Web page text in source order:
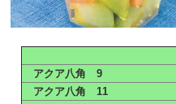
アクア八角 9
アクア八角 11